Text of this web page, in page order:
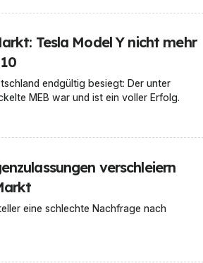
Tesla Model Y nicht mehr
endgültig besiegt: Der unter
MEB war und ist ein voller Erfolg.
verschleiern
eine schlechte Nachfrage nach